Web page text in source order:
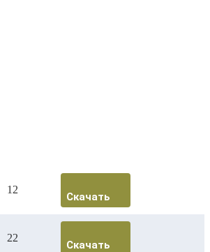
12
Скачать
22
Скачать